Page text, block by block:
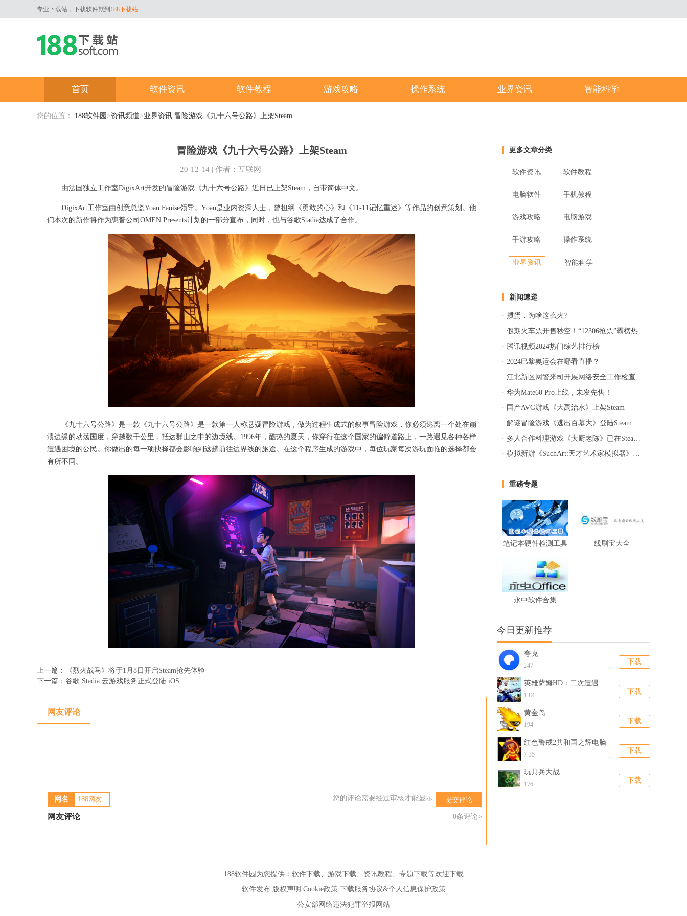
专业下载站，下载软件就到 188下载站
首页 软件资讯 软件教程 游戏攻略 操作系统 业界资讯 智能科学
您的位置： 188软件园 >资讯频道>业界资讯 冒险游戏《九十六号公路》上架Steam
冒险游戏《九十六号公路》上架Steam
20-12-14 | 作者：互联网 |
由法国独立工作室DigixArt开发的冒险游戏《九十六号公路》近日已上架Steam，自带简体中文。
DigixArt工作室由创意总监Yoan Fanise领导。Yoan是业内资深人士，曾担纲《勇敢的心》和《11-11记忆重述》等作品的创意策划。他
们本次的新作将作为惠普公司OMEN Presents计划的一部分宣布，同时，也与谷歌Stadia达成了合作。
《九十六号公路》是一款《九十六号公路》是一款第一人称悬疑冒险游戏，做为过程生成式的叙事冒险游戏，你必须逃离一个处在崩
溃边缘的动荡国度，穿越数千公里，抵达群山之中的边境线。1996年，酷热的夏天，你穿行在这个国家的偏僻道路上，一路遇见各种各样
遭遇困境的公民。你做出的每一项抉择都会影响到这趟前往边界线的旅途。在这个程序生成的游戏中，每位玩家每次游玩面临的选择都会
有所不同。
上一篇：
《烈火战马》将于1月8日开启Steam抢先体验
下一篇： 谷歌 Stadia 云游戏服务正式登陆 iOS
网友评论
提交评论
您的评论需要经过审核才能显示
网名
0条评论>
网友评论
更多文章分类
软件资讯 软件教程
电脑软件 手机教程
游戏攻略 电脑游戏
手游攻略 操作系统
业界资讯 智能科学
新闻速递
掼蛋，为啥这么火?
假期火车票开售秒空！“12306抢票”霸榜热搜！
腾讯视频2024热门综艺排行榜
2024巴黎奥运会在哪看直播？
江北新区网警来司开展网络安全工作检查
华为Mate60 Pro上线，未发先售！
国产AVG游戏《大禹治水》上架Steam
解谜冒险游戏《逃出百慕大》登陆Steam，预计1月14日发售
多人合作料理游戏《大厨老陈》已在Steam上线
模拟新游《SuchArt:天才艺术家模拟器》上架Steam
重磅专题
笔记本硬件检测工具 线刷宝大全
永中软件合集
今日更新推荐
下载
夸克
247
下载
英雄萨姆HD：二次遭遇
1.84
下载
黄金岛
194
下载
红色警戒2共和国之辉电脑
版
7.35
下载
玩具兵大战
176
188软件园为您提供： 软件下载 游戏下载 资讯教程 专题下载等欢迎下载
软件发布 版权声明 Cookie政策 下载服务协议&个人信息保护政策
公安部网络违法犯罪举报网站